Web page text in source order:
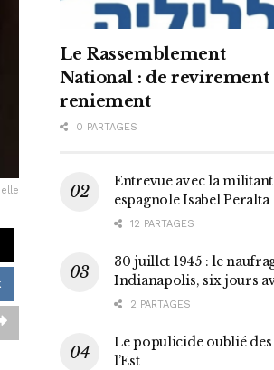
Le Rassemblement
National : de revirement
reniement
0 PARTAGES
Entrevue avec la
espagnole Isabel Peralta
12 PARTAGES
30 juillet 1945 : le
Indianapolis, six jours
2 PARTAGES
Le populicide oublié
l’Est